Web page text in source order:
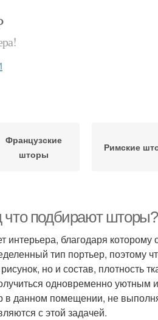
Французские
шторы
Римские
что подбирают шторы?
благодаря
тип портьер, поэтому
но и состав, плотность
одновременно уютным
в данном помещении, не
с этой задачей.